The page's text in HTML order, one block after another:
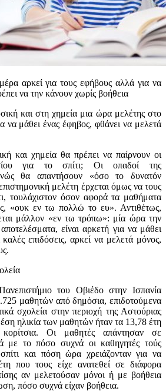
αρκεί για τους εφήβους αλλά για να
να την κάνουν χωρίς βοήθεια
και στη χημεία μια ώρα μελέτης στο
να μάθει ένας έφηβος, φθάνει να μελετά
και χημεία θα πρέπει να παίρνουν οι
για το σπίτι; Οι οπαδοί της
θα απαντήσουν «όσο το δυνατόν
μελέτη έρχεται όμως να τους
τουλάχιστον όσον αφορά τα μαθήματα
«ουκ εν τω πολλώ το ευ». Αντιθέτως,
μάλλον «εν τω τρόπω»: μία ώρα την
είναι αρκετή για να μάθει
επιδόσεις, αρκεί να μελετά μόνος,
του Οβιέδο στην Ισπανία
μαθητών από δημόσια, επιδοτούμενα
σχολεία στην περιοχή της Αστούριας
ηλικία των μαθητών ήταν τα 13,78 έτη
Οι μαθητές απάντησαν σε
με το πόσο συχνά οι καθηγητές τούς
και πόση ώρα χρειάζονταν για να
που τους είχε ανατεθεί σε διάφορα
αν μελετούσαν μόνοι ή με βοήθεια
πόσο συχνά είχαν βοήθεια.